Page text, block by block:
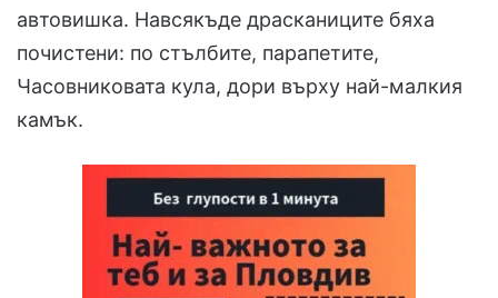
автовишка. Навсякъде драсканиците бяха
почистени: по стълбите, парапетите,
Часовниковата кула, дори върху най-малкия
камък.